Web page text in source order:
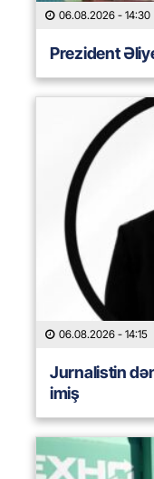
06.08.2026 - 14:30
Prezident
06.08.2026 - 14:15
Jurnalistin
imiş